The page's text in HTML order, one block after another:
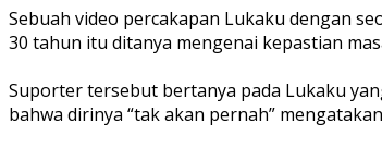
Sebuah video percakapan Lukaku dengan
30 tahun itu ditanya mengenai kepastian
Suporter tersebut bertanya pada Lukaku
bahwa dirinya “tak akan pernah”